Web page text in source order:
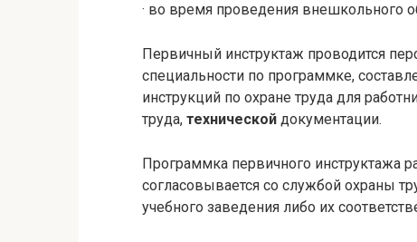
· во время проведения внешкольного
Первичный инструктаж проводится
специальности по программке,
инструкций по охране труда для
труда, технической документации.
Программка первичного инструктажа
согласовывается со службой охраны
учебного заведения либо их